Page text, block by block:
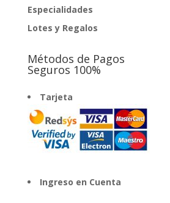
Especialidades
Lotes y Regalos
Métodos de Pagos
Seguros 100%
Tarjeta
Ingreso en Cuenta